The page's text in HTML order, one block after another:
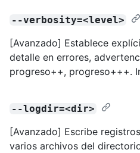
--verbosity=<level>
[Avanzado] Establece
detalle en errores,
progreso++, progreso+++.
--logdir=<dir>
[Avanzado] Escribe
varios archivos del